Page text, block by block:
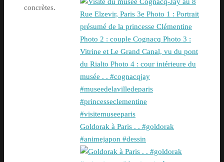
concrètes.
Goldorak à Paris . . #goldorak
#animejapon #dessin